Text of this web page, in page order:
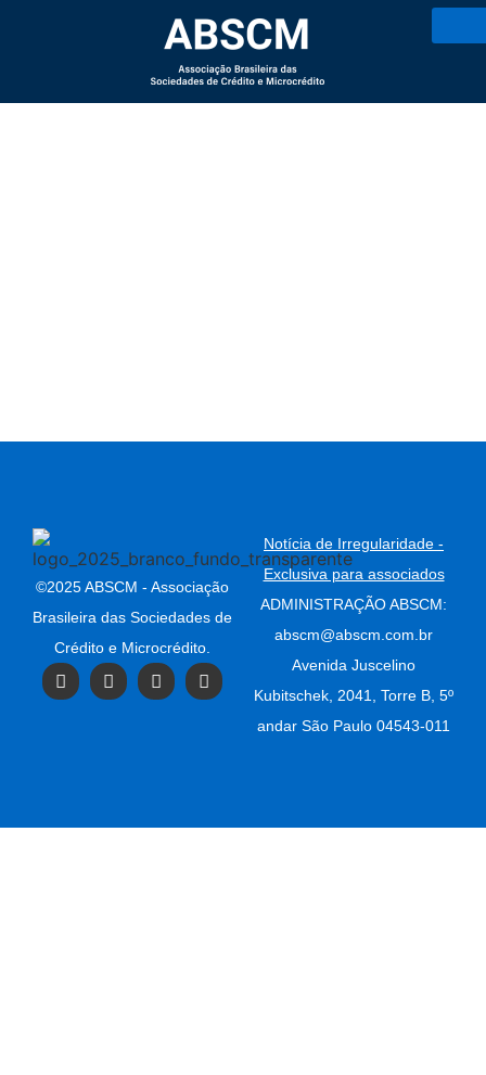
©2025 ABSCM - Associação
Brasileira das Sociedades de
Crédito e Microcrédito.
Notícia de Irregularidade -
Exclusiva para associados
ADMINISTRAÇÃO ABSCM:
abscm@abscm.com.br
Avenida Juscelino
Kubitschek, 2041, Torre B, 5º
andar São Paulo 04543-011